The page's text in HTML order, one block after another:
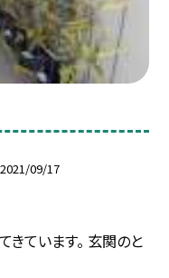
2021/09/17
きています。 玄関のと